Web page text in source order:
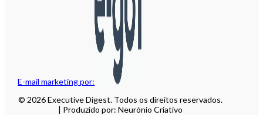
E-mail marketing por:
© 2026 Executive Digest. Todos os direitos reservados.
| Produzido por: Neurónio Criativo